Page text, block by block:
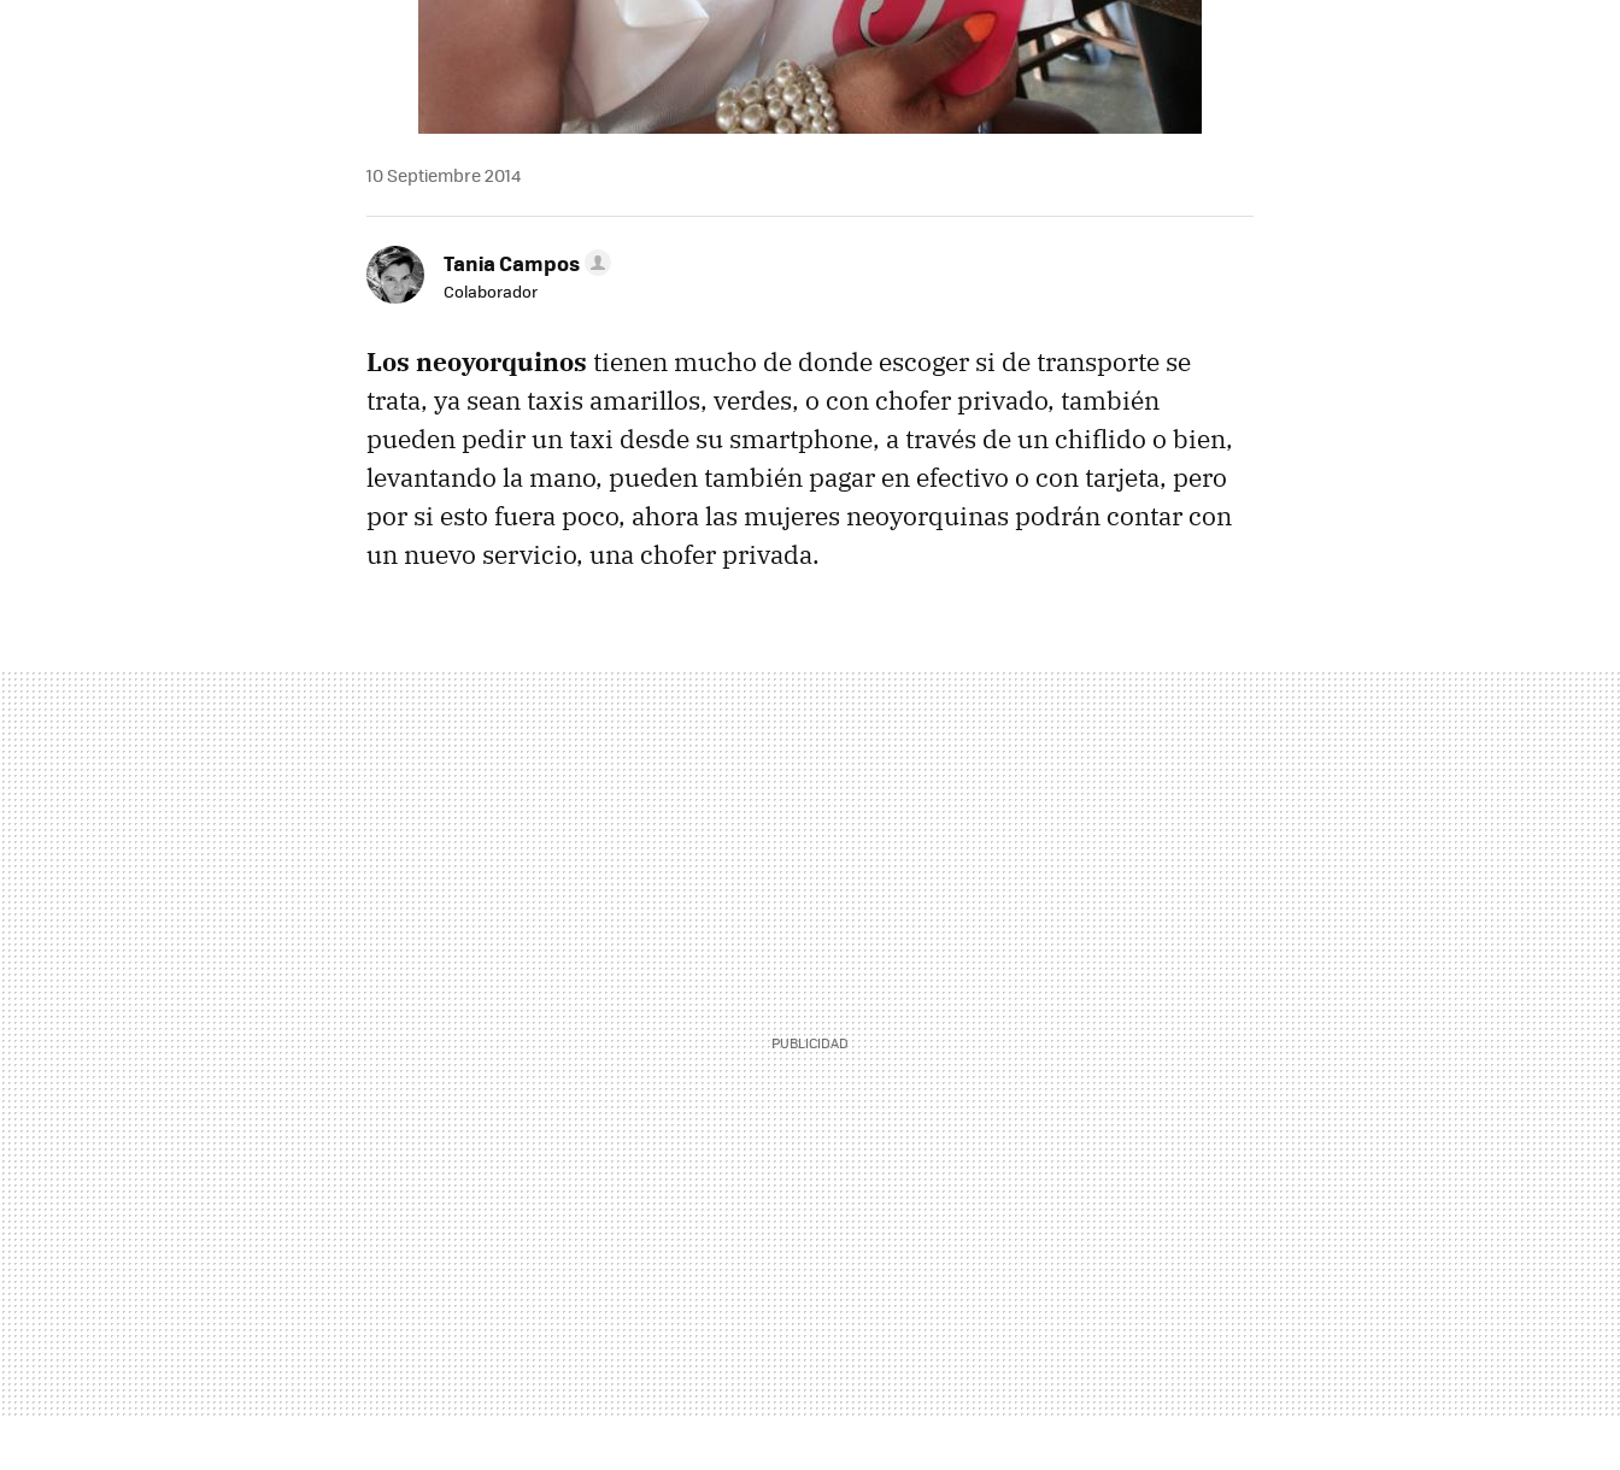
10 Septiembre 2014
Tania Campos
Colaborador
Los neoyorquinos tienen mucho de donde escoger si de transporte se
trata, ya sean taxis amarillos, verdes, o con chofer privado, también
pueden pedir un taxi desde su smartphone, a través de un chiflido o bien,
levantando la mano, pueden también pagar en efectivo o con tarjeta, pero
por si esto fuera poco, ahora las mujeres neoyorquinas podrán contar con
un nuevo servicio, una chofer privada.